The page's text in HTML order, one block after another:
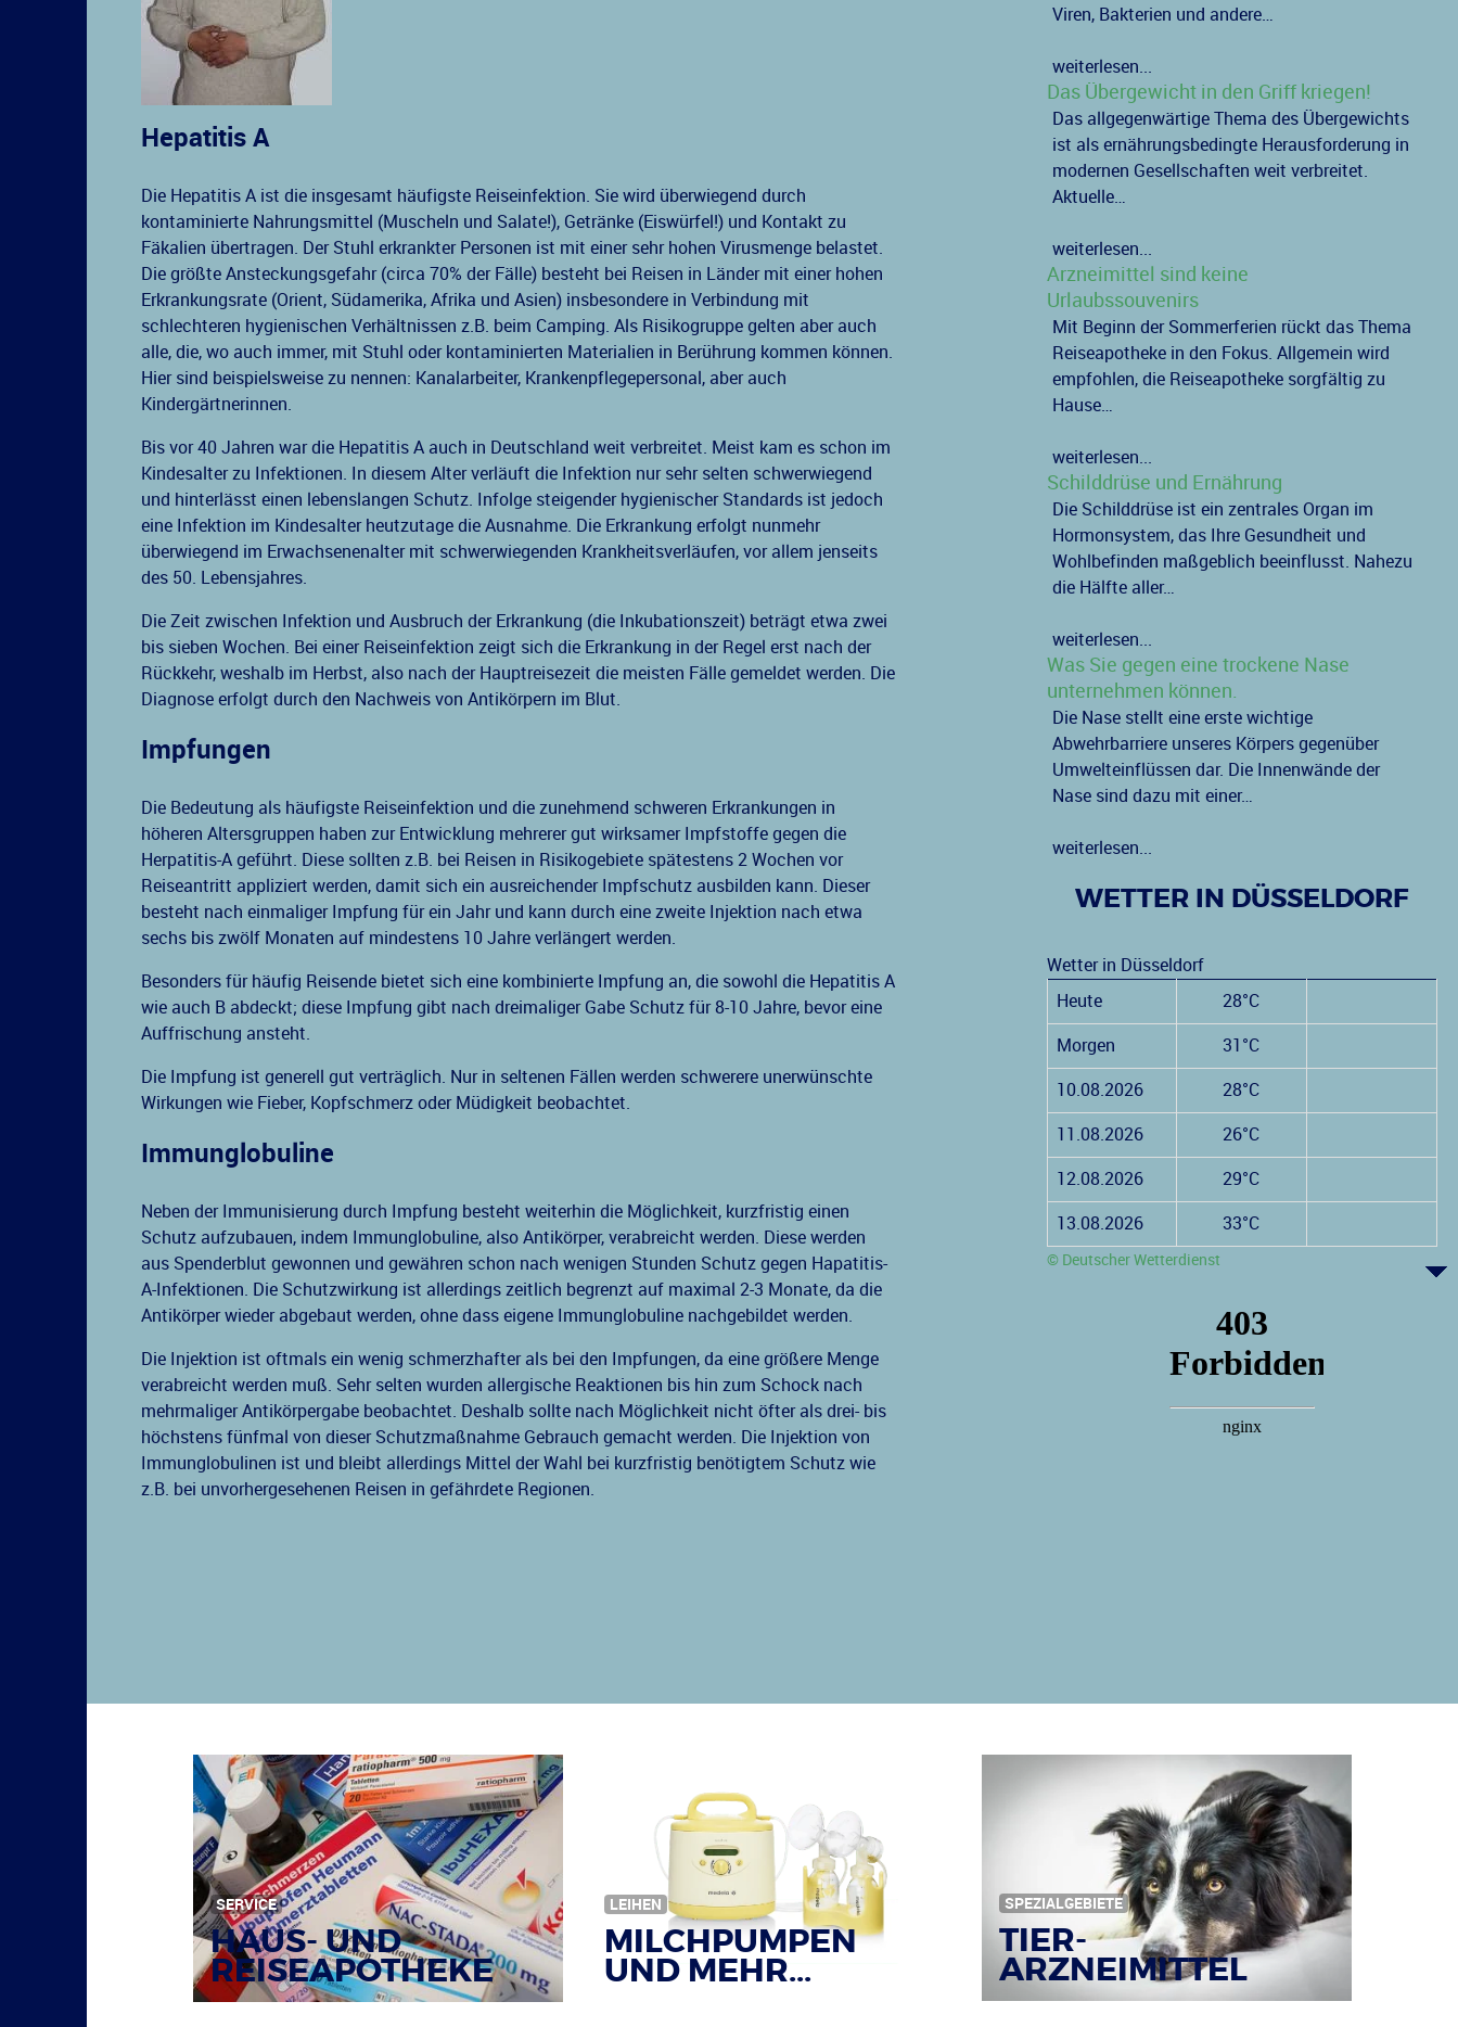
Hepatitis A
Die Hepatitis A ist die insgesamt häufigste Reiseinfektion. Sie wird überwiegend durch
kontaminierte Nahrungsmittel (Muscheln und Salate!), Getränke (Eiswürfel!) und Kontakt zu
Fäkalien übertragen. Der Stuhl erkrankter Personen ist mit einer sehr hohen Virusmenge belastet.
Die größte Ansteckungsgefahr (circa 70% der Fälle) besteht bei Reisen in Länder mit einer hohen
Erkrankungsrate (Orient, Südamerika, Afrika und Asien) insbesondere in Verbindung mit
schlechteren hygienischen Verhältnissen z.B. beim Camping. Als Risikogruppe gelten aber auch
alle, die, wo auch immer, mit Stuhl oder kontaminierten Materialien in Berührung kommen können.
Hier sind beispielsweise zu nennen: Kanalarbeiter, Krankenpflegepersonal, aber auch
Kindergärtnerinnen.
Bis vor 40 Jahren war die Hepatitis A auch in Deutschland weit verbreitet. Meist kam es schon im
Kindesalter zu Infektionen. In diesem Alter verläuft die Infektion nur sehr selten schwerwiegend
und hinterlässt einen lebenslangen Schutz. Infolge steigender hygienischer Standards ist jedoch
eine Infektion im Kindesalter heutzutage die Ausnahme. Die Erkrankung erfolgt nunmehr
überwiegend im Erwachsenenalter mit schwerwiegenden Krankheitsverläufen, vor allem jenseits
des 50. Lebensjahres.
Die Zeit zwischen Infektion und Ausbruch der Erkrankung (die Inkubationszeit) beträgt etwa zwei
bis sieben Wochen. Bei einer Reiseinfektion zeigt sich die Erkrankung in der Regel erst nach der
Rückkehr, weshalb im Herbst, also nach der Hauptreisezeit die meisten Fälle gemeldet werden. Die
Diagnose erfolgt durch den Nachweis von Antikörpern im Blut.
Impfungen
Die Bedeutung als häufigste Reiseinfektion und die zunehmend schweren Erkrankungen in
höheren Altersgruppen haben zur Entwicklung mehrerer gut wirksamer Impfstoffe gegen die
Herpatitis-A geführt. Diese sollten z.B. bei Reisen in Risikogebiete spätestens 2 Wochen vor
Reiseantritt appliziert werden, damit sich ein ausreichender Impfschutz ausbilden kann. Dieser
besteht nach einmaliger Impfung für ein Jahr und kann durch eine zweite Injektion nach etwa
sechs bis zwölf Monaten auf mindestens 10 Jahre verlängert werden.
Besonders für häufig Reisende bietet sich eine kombinierte Impfung an, die sowohl die Hepatitis A
wie auch B abdeckt; diese Impfung gibt nach dreimaliger Gabe Schutz für 8-10 Jahre, bevor eine
Auffrischung ansteht.
Die Impfung ist generell gut verträglich. Nur in seltenen Fällen werden schwerere unerwünschte
Wirkungen wie Fieber, Kopfschmerz oder Müdigkeit beobachtet.
Immunglobuline
Neben der Immunisierung durch Impfung besteht weiterhin die Möglichkeit, kurzfristig einen
Schutz aufzubauen, indem Immunglobuline, also Antikörper, verabreicht werden. Diese werden
aus Spenderblut gewonnen und gewähren schon nach wenigen Stunden Schutz gegen Hapatitis-
A-Infektionen. Die Schutzwirkung ist allerdings zeitlich begrenzt auf maximal 2-3 Monate, da die
Antikörper wieder abgebaut werden, ohne dass eigene Immunglobuline nachgebildet werden.
Die Injektion ist oftmals ein wenig schmerzhafter als bei den Impfungen, da eine größere Menge
verabreicht werden muß. Sehr selten wurden allergische Reaktionen bis hin zum Schock nach
mehrmaliger Antikörpergabe beobachtet. Deshalb sollte nach Möglichkeit nicht öfter als drei- bis
höchstens fünfmal von dieser Schutzmaßnahme Gebrauch gemacht werden. Die Injektion von
Immunglobulinen ist und bleibt allerdings Mittel der Wahl bei kurzfristig benötigtem Schutz wie
z.B. bei unvorhergesehenen Reisen in gefährdete Regionen.
Viren, Bakterien und andere…
weiterlesen...
Das Übergewicht in den Griff kriegen!
Das allgegenwärtige Thema des Übergewichts
ist als ernährungsbedingte Herausforderung in
modernen Gesellschaften weit verbreitet.
Aktuelle…
weiterlesen...
Arzneimittel sind keine
Urlaubssouvenirs
Mit Beginn der Sommerferien rückt das Thema
Reiseapotheke in den Fokus. Allgemein wird
empfohlen, die Reiseapotheke sorgfältig zu
Hause…
weiterlesen...
Schilddrüse und Ernährung
Die Schilddrüse ist ein zentrales Organ im
Hormonsystem, das Ihre Gesundheit und
Wohlbefinden maßgeblich beeinflusst. Nahezu
die Hälfte aller…
weiterlesen...
Was Sie gegen eine trockene Nase
unternehmen können.
Die Nase stellt eine erste wichtige
Abwehrbarriere unseres Körpers gegenüber
Umwelteinflüssen dar. Die Innenwände der
Nase sind dazu mit einer…
weiterlesen...
WETTER IN DÜSSELDORF
Wetter in Düsseldorf
Heute
28°C
Morgen 31°C
10.08.2026 28°C
11.08.2026 26°C
12.08.2026 29°C
13.08.2026 33°C
© Deutscher Wetterdienst
SERVICE
HAUS- UND
REISEAPOTHEKE
LEIHEN
MILCHPUMPEN
UND MEHR...
SPEZIALGEBIETE
TIER-
ARZNEIMITTEL